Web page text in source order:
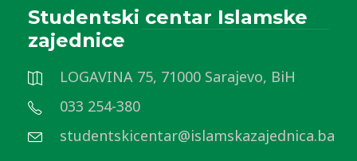
Studentski centar Islamske
zajednice
LOGAVINA 75, 71000 Sarajevo, BiH
033 254-380
studentskicentar@islamskazajednica.ba